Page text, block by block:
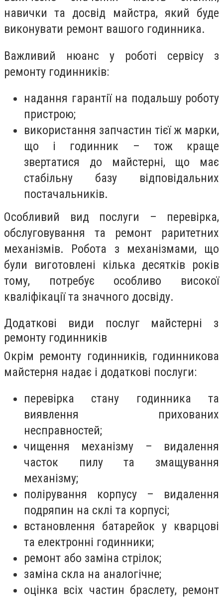
навички та досвід майстра, який буде
виконувати ремонт вашого годинника.
Важливий нюанс у роботі сервісу з
ремонту годинників:
надання гарантії на подальшу роботу
пристрою;
використання запчастин тієї ж марки,
що і годинник – тож краще
звертатися до майстерні, що має
стабільну базу відповідальних
постачальників.
Особливий вид послуги – перевірка,
обслуговування та ремонт раритетних
механізмів. Робота з механізмами, що
були виготовлені кілька десятків років
тому, потребує особливо високої
кваліфікації та значного досвіду.
Додаткові види послуг майстерні з
ремонту годинників
Окрім ремонту годинників, годинникова
майстерня надає і додаткові послуги:
перевірка стану годинника та
виявлення прихованих
несправностей;
чищення механізму – видалення
часток пилу та змащування
механізму;
полірування корпусу – видалення
подряпин на склі та корпусі;
встановлення батарейок у кварцові
та електронні годинники;
ремонт або заміна стрілок;
заміна скла на аналогічне;
оцінка всіх частин браслету, ремонт